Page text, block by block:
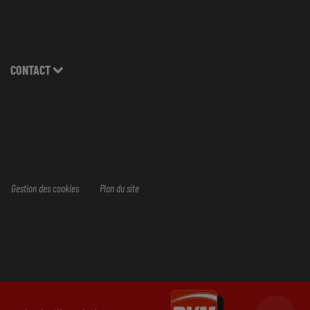
CONTACT
Gestion des cookies Plan du site